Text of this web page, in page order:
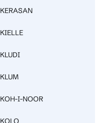
KERASAN
KIELLE
KLUDI
KLUM
KOH-I-NOOR
KOLO